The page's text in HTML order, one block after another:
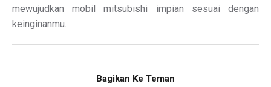
mewujudkan mobil mitsubishi impian sesuai dengan
keinginanmu.
Bagikan Ke Teman